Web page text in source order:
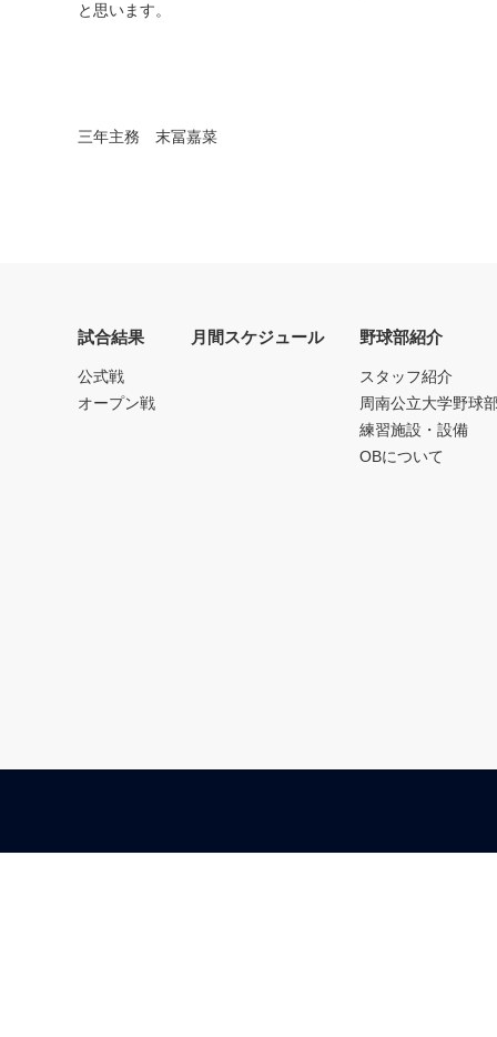
と思います。
三年主務 末冨嘉菜
試合結果
公式戦
オープン戦
月間スケジュール 野球部紹介
スタッフ紹介
周南公立大学野球
練習施設・設備
OBについて